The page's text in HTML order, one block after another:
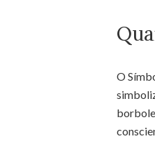
O